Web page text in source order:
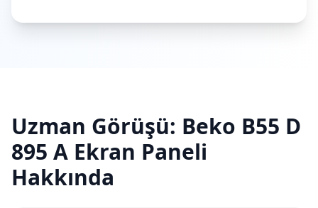
Uzman Görüşü: Beko B55 D
895 A Ekran Paneli
Hakkında